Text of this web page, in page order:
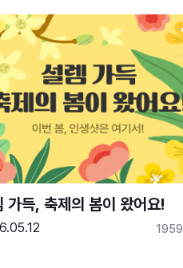
가득, 축제의 봄이 왔어요!
1959